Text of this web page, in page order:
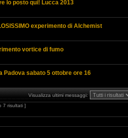
lo posto qui! Lucca 2013
experimento di Alchemist
vortice di fumo
Padova sabato 5 ottobre ore 16
Visualizza ultimi messaggi:
7 risultati ]